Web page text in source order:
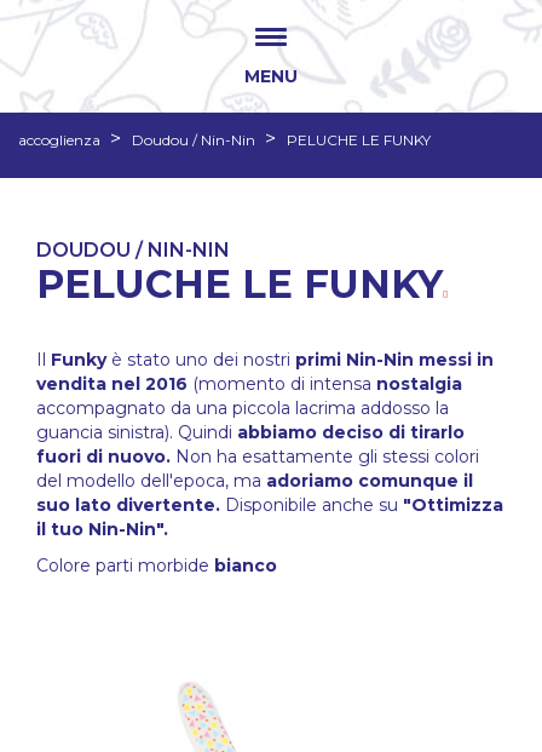
MENU
accoglienza Doudou / Nin-Nin PELUCHE LE FUNKY
DOUDOU / NIN-NIN
PELUCHE LE FUNKY
Funkyè stato uno dei nostri primi Nin-Nin messi in
vendita nel 2016 (momento di intensa nostalgia
accompagnato da una piccola lacrima addosso la
guancia sinistra). Quindi abbiamo deciso di tirarlo
fuori di nuovo. Non ha esattamente gli stessi colori
del modello dell'epoca, ma adoriamo comunque il
suo lato divertente. Disponibile anche su "Ottimizza
il tuo Nin-Nin".
Colore parti morbide bianco